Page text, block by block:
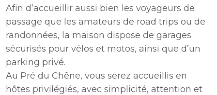
Afin d’accueillir aussi bien les voyageurs de
passage que les amateurs de road trips ou de
randonnées, la maison dispose de garages
sécurisés pour vélos et motos, ainsi que d’un
parking privé.
Au Pré du Chêne, vous serez accueillis en
hôtes privilégiés, avec simplicité, attention et